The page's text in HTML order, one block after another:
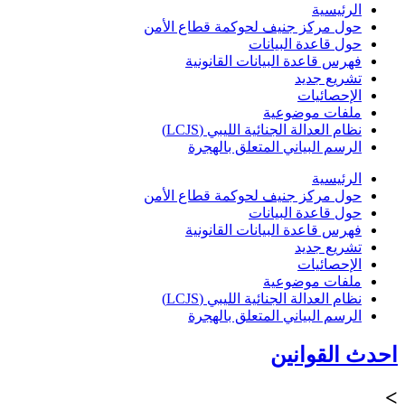
الرئيسية
حول مركز جنيف لحوكمة قطاع الأمن
حول قاعدة البيانات
فهرس قاعدة البيانات القانونية
تشريع جديد
الإحصائيات
ملفات موضوعية
نظام العدالة الجنائية الليبي (LCJS)
الرسم البياني المتعلق بالهجرة
الرئيسية
حول مركز جنيف لحوكمة قطاع الأمن
حول قاعدة البيانات
فهرس قاعدة البيانات القانونية
تشريع جديد
الإحصائيات
ملفات موضوعية
نظام العدالة الجنائية الليبي (LCJS)
الرسم البياني المتعلق بالهجرة
احدث القوانين
>